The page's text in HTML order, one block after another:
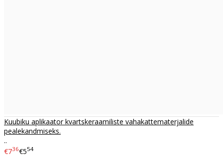
Kuubiku aplikaator kvartskeraamiliste vahakattematerjalide
pealekandmiseks.
..
€736€554